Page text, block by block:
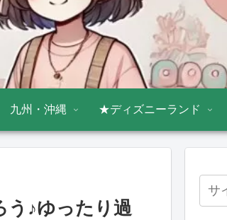
九州・沖縄 ★ディズニーランド
う♪ゆったり過